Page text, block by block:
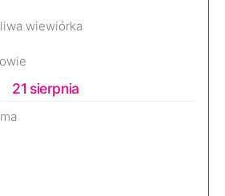
wiewiórka
21 sierpnia